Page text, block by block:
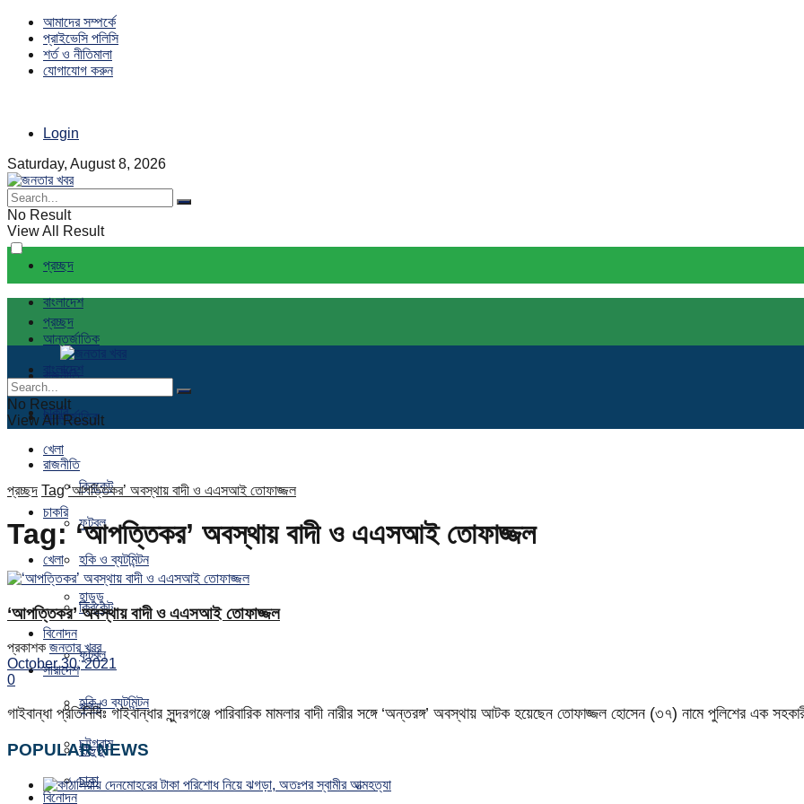
আমাদের সম্পর্কে
প্রাইভেসি পলিসি
শর্ত ও নীতিমালা
যোগাযোগ করুন
Login
Saturday, August 8, 2026
No Result
View All Result
প্রচ্ছদ
বাংলাদেশ
আন্তর্জাতিক
রাজনীতি
চাকরি
খেলা
ক্রিকেট
ফুটবল
হকি ও ব্যটমিন্টন
হাডুডু
বিনোদন
সারাদেশ
খুলনা
চট্টগ্রাম
ঢাকা
প্রচ্ছদ
বাংলাদেশ
আন্তর্জাতিক
রাজনীতি
চাকরি
খেলা
ক্রিকেট
ফুটবল
হকি ও ব্যটমিন্টন
হাডুডু
বিনোদন
No Result
View All Result
প্রচ্ছদ Tag ‘আপত্তিকর’ অবস্থায় বাদী ও এএসআই তোফাজ্জল
Tag: ‘আপত্তিকর’ অবস্থায় বাদী ও এএসআই তোফাজ্জল
‘আপত্তিকর’ অবস্থায় বাদী ও এএসআই তোফাজ্জল
প্রকাশক জনতার খবর
October 30, 2021
0
গাইবান্ধা প্রতিনিধিঃ গাইবান্ধার সুন্দরগঞ্জে পারিবারিক মামলার বাদী নারীর সঙ্গে ‘অন্তরঙ্গ’ অবস্থায় আটক হয়েছেন তোফাজ্জল হোসেন (৩৭) নামে পুলিশের এক
POPULAR NEWS